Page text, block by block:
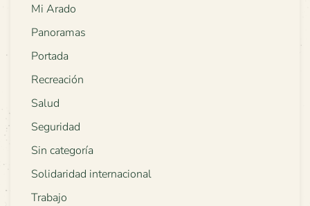
Mi Arado
Panoramas
Portada
Recreación
Salud
Seguridad
Sin categoría
Solidaridad internacional
Trabajo